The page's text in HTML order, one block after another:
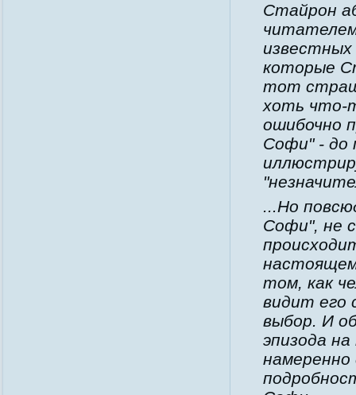
Стайрон
которые
тот
хоть что-
ошибочно
Софи" - до
...Но
Софи", не
том, как
видит его
выбор. И
эпизода